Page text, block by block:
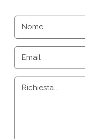
Nome
Email
Richiesta...